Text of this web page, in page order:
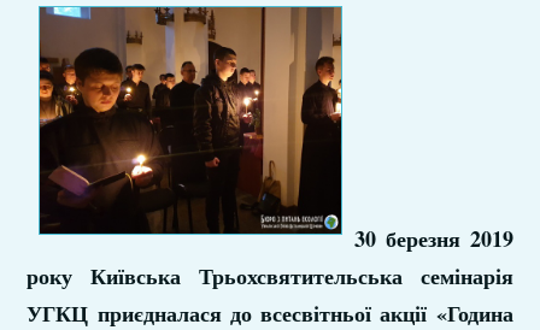
30 березня 2019
року Київська Трьохсвятительська семінарія
УГКЦ приєдналася до всесвітньої акції «Година